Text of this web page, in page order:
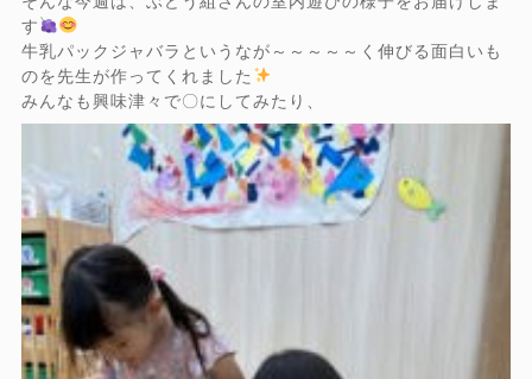
す
牛乳パックジャバラというなが～～～～～く伸びる面白いも
のを先生が作ってくれました
みんなも興味津々で〇にしてみたり、